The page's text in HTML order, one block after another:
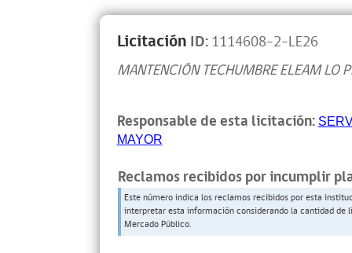
Licitación ID:1114608-2-LE26
MANTENCIÓN TECHUMBRE ELEAM LO
Responsable de esta licitación:
MAYOR
Reclamos recibidos por incumplir
Este número indica los reclamos recibidos por esta
interpretar esta información considerando la cantidad
Mercado Público.